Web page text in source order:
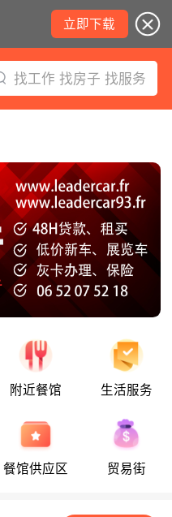
立即下载
找工作 找房子 找服务
附近餐馆 生活服务
餐馆供应区 贸易街